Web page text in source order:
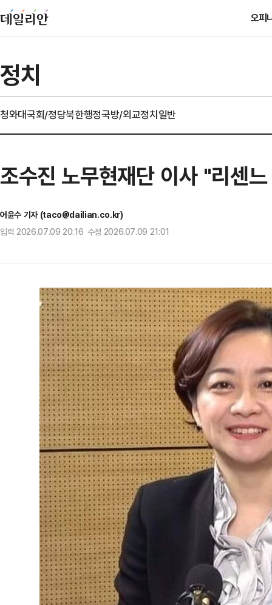
오피
정치
청와대국회/정당북한행정국방/외교정치일반
조수진 노무현재단 이사 "리센
어윤수 기자 (taco@dailian.co.kr)
입력 2026.07.09 20:16 수정 2026.07.09 21:01